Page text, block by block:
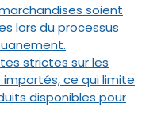
soient
lors du processus
strictes sur les
ce qui limite
disponibles pour